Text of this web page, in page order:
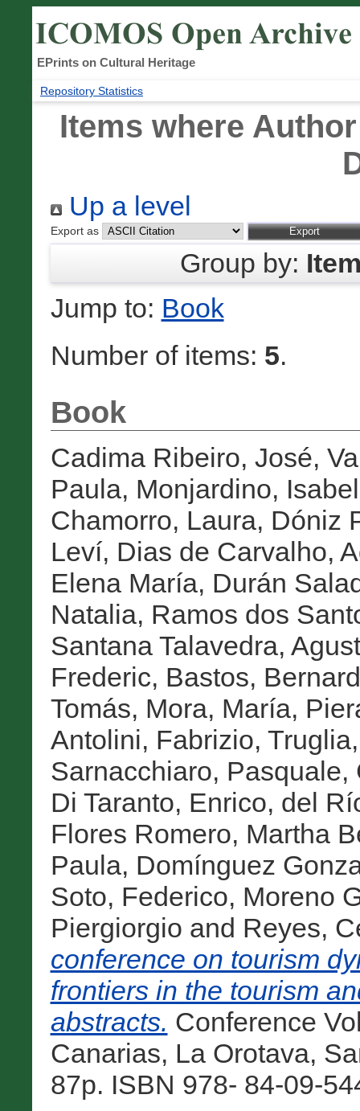
EPrints on Cultural Heritage
Repository Statistics
Items where
Up a level
Export as
Group by:
Jump to: Book
Number of items: 5.
Book
Cadima Ribeiro, José,
Paula, Monjardino,
Chamorro, Laura, Dóniz
Leví, Dias de Carvalho,
Elena María, Durán
Natalia, Ramos dos
Santana Talavedra,
Frederic, Bastos,
Tomás, Mora, María,
Antolini, Fabrizio,
Sarnacchiaro, Pasquale,
Di Taranto, Enrico, del
Flores Romero, Martha
Paula, Domínguez
Soto, Federico, Moreno
Piergiorgio and Reyes,
conference on tourism
frontiers in the tourism
abstracts. Conference
Canarias, La Orotava,
87p. ISBN 978- 84-09-